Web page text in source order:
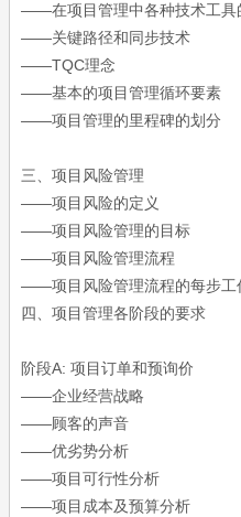
——在项目管理中各种技术工具
——关键路径和同步技术
——TQC理念
——基本的项目管理循环要素
——项目管理的里程碑的划分
三、项目风险管理
——项目风险的定义
——项目风险管理的目标
——项目风险管理流程
——项目风险管理流程的每步工
四、项目管理各阶段的要求
阶段A: 项目订单和预询价
——企业经营战略
——顾客的声音
——优劣势分析
——项目可行性分析
——项目成本及预算分析